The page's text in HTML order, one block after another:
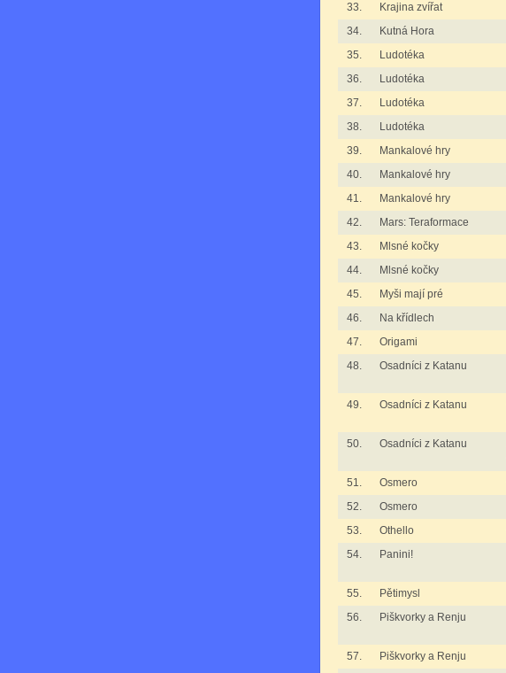
33.
Krajina zvířat
34.
Kutná Hora
35.
Ludotéka
36.
Ludotéka
37.
Ludotéka
38.
Ludotéka
39.
Mankalové hry
40.
Mankalové hry
41.
Mankalové hry
42.
Mars: Teraformace
43.
Mlsné kočky
44.
Mlsné kočky
45.
Myši mají pré
46.
Na křídlech
47.
Origami
48.
Osadníci z Katanu
49. Osadníci z Katanu
50. Osadníci z Katanu
51. Osmero
52.
Osmero
53.
Othello
54.
Panini!
55. Pětimysl
56.
Piškvorky a Renju
57. Piškvorky a Renju